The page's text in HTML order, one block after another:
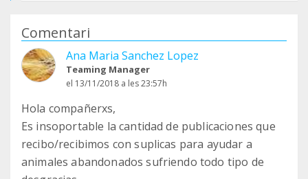
Comentari
Ana Maria Sanchez Lopez
Teaming Manager
el 13/11/2018 a les 23:57h
Hola compañerxs,
Es insoportable la cantidad de publicaciones que
recibo/recibimos con suplicas para ayudar a
animales abandonados sufriendo todo tipo de